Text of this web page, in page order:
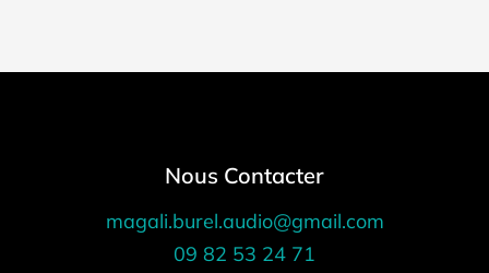
Nous Contacter
magali.burel.audio@gmail.com
09 82 53 24 71